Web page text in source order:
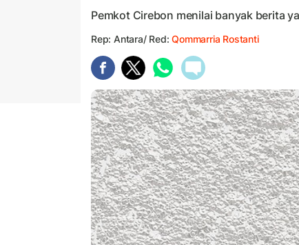
Pemkot Cirebon menilai banyak berita
Rep: Antara/ Red:Qommarria Rostanti